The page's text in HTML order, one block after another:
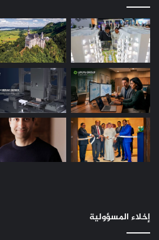
إخلاء المسؤولية